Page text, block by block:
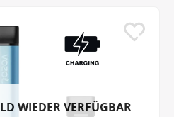
WIEDER VERFÜGBAR